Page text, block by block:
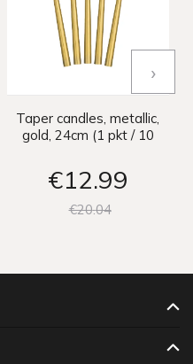
Taper candles, metallic,
gold, 24cm (1 pkt / 10
€12 99
€2004
›